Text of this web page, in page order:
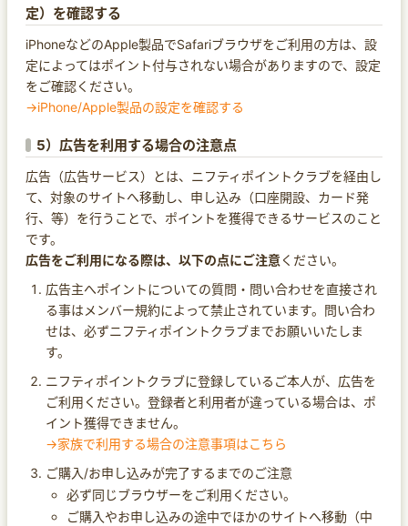
定）を確認する
iPhoneなどのApple製品でSafariブラウザをご利用の方は、設
定によってはポイント付与されない場合がありますので、設定
をご確認ください。
→iPhone/Apple製品の設定を確認する
5）広告を利用する場合の注意点
広告（広告サービス）とは、ニフティポイントクラブを経由し
て、対象のサイトへ移動し、申し込み（口座開設、カード発
行、等）を行うことで、ポイントを獲得できるサービスのこと
です。
広告をご利用になる際は、以下の点にご注意ください。
広告主へポイントについての質問・問い合わせを直接され
る事はメンバー規約によって禁止されています。問い合わ
せは、必ずニフティポイントクラブまでお願いいたしま
す。
ニフティポイントクラブに登録しているご本人が、広告を
ご利用ください。登録者と利用者が違っている場合は、ポ
イント獲得できません。
→家族で利用する場合の注意事項はこちら
ご購入/お申し込みが完了するまでのご注意
必ず同じブラウザーをご利用ください。
ご購入やお申し込みの途中でほかのサイトへ移動（中